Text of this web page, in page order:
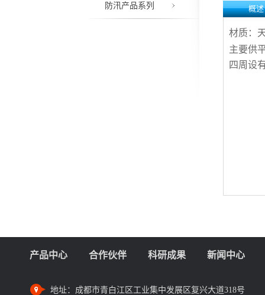
防汛产品系列 概述
材质：
主要供
四周设
产品中心 合作伙伴 科研成果 新闻中心
地址： 成都市青白江区工业集中发展区复兴大道318号